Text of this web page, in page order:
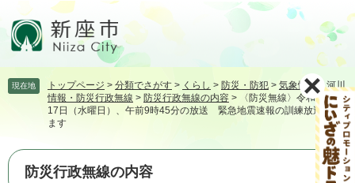
頭飛
本
現在地 トップページ > 分類でさがす > くらし > 防災・防犯 > 気象情報・河川
情報・防災行政無線 > 防災行政無線の内容 >
〈防災無線〉令和8年6月
17日（水曜日）、午前9時45分の放送 緊急地震速報の訓練放送をし
ます
防災行政無線の内容